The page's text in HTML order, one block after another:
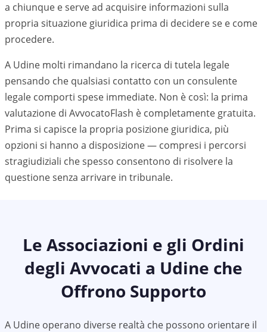
a chiunque e serve ad acquisire informazioni sulla
propria situazione giuridica prima di decidere se e come
procedere.
A Udine molti rimandano la ricerca di tutela legale
pensando che qualsiasi contatto con un consulente
legale comporti spese immediate. Non è così: la prima
valutazione di AvvocatoFlash è completamente gratuita.
Prima si capisce la propria posizione giuridica, più
opzioni si hanno a disposizione — compresi i percorsi
stragiudiziali che spesso consentono di risolvere la
questione senza arrivare in tribunale.
Le Associazioni e gli Ordini
degli Avvocati a Udine che
Offrono Supporto
A Udine operano diverse realtà che possono orientare il